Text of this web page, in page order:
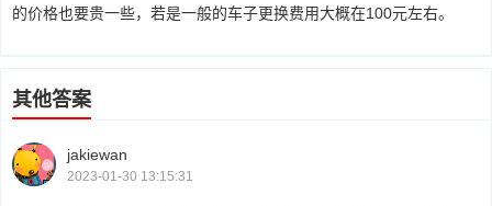
的价格也要贵一些，若是一般的车子更换费用大概在100元左右。
其他答案
jakiewan
2023-01-30 13:15:31